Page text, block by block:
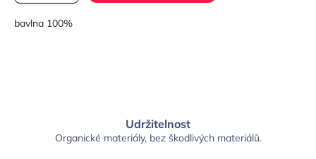
bavlna 100%
Udržitelnost
Organické materiály, bez škodlivých materiálů.